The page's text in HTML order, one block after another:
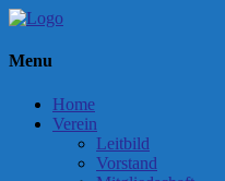
Menu
Home
Verein
Leitbild
Vorstand